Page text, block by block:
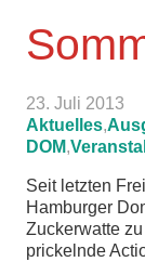
23. Juli 2013
Aktuelles,
DOM,
Seit letzten
Hamburger
Zuckerwatte
prickelnde